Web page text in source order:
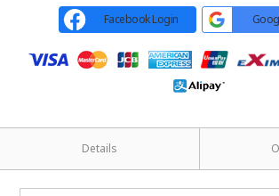
Facebook Login
Details